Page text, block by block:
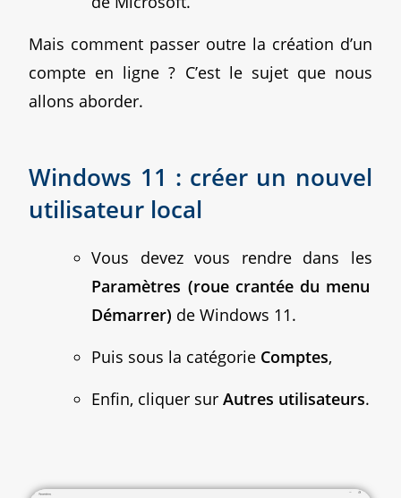
Mais comment passer outre la création d’un
compte en ligne ? C’est le sujet que nous
allons aborder.
Windows 11 : créer un nouvel
utilisateur local
Vous devez vous rendre dans les
Paramètres (roue crantée du menu
Démarrer) de Windows 11.
Puis sous la catégorie Comptes,
Enfin, cliquer surAutres utilisateurs.